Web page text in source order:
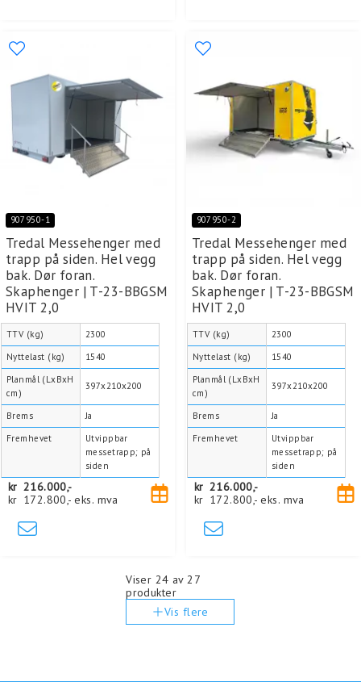
907950-1
Tredal Messehenger med
trapp på siden. Hel vegg
bak. Dør foran.
Skaphenger | T-23-BBGSM
HVIT 2,0
TTV (kg)
2300
Nyttelast (kg)
1540
Planmål (LxBxH
cm)
397x210x200
Brems
Ja
Fremhevet
Utvippbar
messetrapp; på
siden
kr 216.000,-
kr 172.800,- eks. mva
907950-2
Tredal Messehenger med
trapp på siden. Hel vegg
bak. Dør foran.
Skaphenger | T-23-BBGSM
HVIT 2,0
TTV (kg)
2300
Nyttelast (kg)
1540
Planmål (LxBxH
cm)
397x210x200
Brems
Ja
Fremhevet
Utvippbar
messetrapp; på
siden
kr 216.000,-
kr 172.800,- eks. mva
Viser 24 av 27
produkter
Vis flere